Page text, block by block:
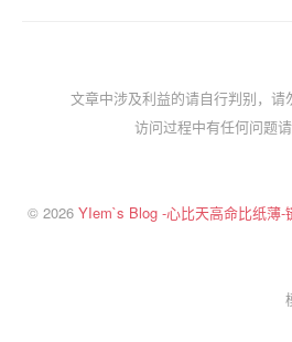
文章中涉及利益的请自行判别，请
访问过程中有任何问题
© 2026 YIem`s Blog -心比天高命比纸薄